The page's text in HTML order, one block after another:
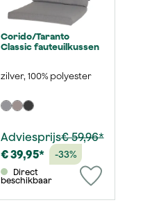
Corido/Taranto
Classic fauteuilkussen
zilver, 100% polyester
Adviesprijs€ 59,96*
€ 39,95*
-33%
beschikbaar